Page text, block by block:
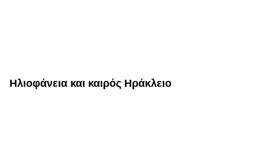
Ηλιοφάνεια και καιρός Ηράκλειο